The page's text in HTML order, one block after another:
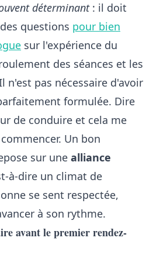
déterminant: il doit
questions pour bien
sur l'expérience du
des séances et les
n'est pas nécessaire d'avoir
formulée. Dire
de conduire et cela me
Un bon
sur une alliance
à-dire un climat de
se sent respectée,
à son rythme.
avant le premier rendez-